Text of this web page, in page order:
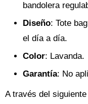
bandolera
Diseño: Tote
el día a día.
Color: Lavanda.
Garantía: No
A través del